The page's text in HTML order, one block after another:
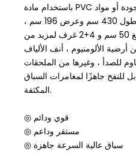
باستخدام مادة PVC عالية الجودة أو مواد Hypalon ، مما يضمن
المتانة والموثوقية على الماء. بطول 430 سم وعرض 196 سم ،
يتميز هذا الطور بقطر أنبوب يبلغ 50 سم و 4+2 غرف لمزيد من
الألومنيوم ، أنف الألياف
للصدأ ، وغيرها من الملحقات
للنفخ جاهزًا لمغامرات السباق
المكثفة.
◎ مستقر وداعم
◎ سباق عالية السرعة جاهزة